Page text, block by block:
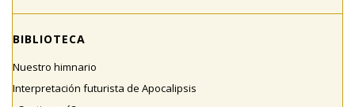
BIBLIOTECA
Nuestro himnario
Interpretación futurista de Apocalipsis